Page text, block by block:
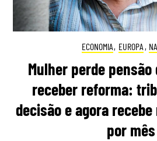
ECONOMIA, EUROPA ,
Mulher perde
receber reforma:
decisão e agora
por mês